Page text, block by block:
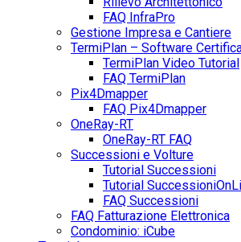
FAQ InfraPro
Gestione Impresa e Cantiere
TermiPlan – Software
TermiPlan Video Tutorial
FAQ TermiPlan
Pix4Dmapper
FAQ Pix4Dmapper
OneRay-RT
OneRay-RT FAQ
Successioni e Volture
Tutorial Successioni
Tutorial
FAQ Successioni
FAQ Fatturazione Elettronica
Condominio: iCube